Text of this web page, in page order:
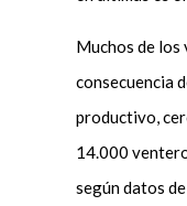
Muchos de
consecuencia
productivo,
14.000
según datos